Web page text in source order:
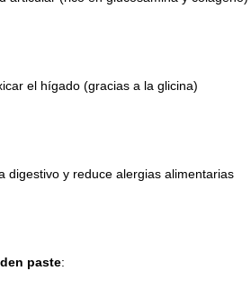
el hígado (gracias a la glicina)
digestivo y reduce alergias alimentarias
paste: